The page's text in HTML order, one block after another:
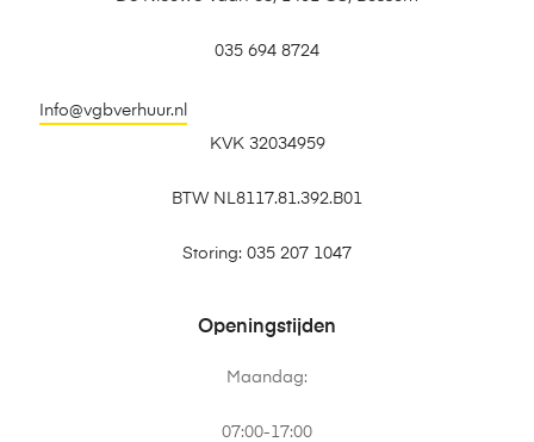
035 694 8724
Info@vgbverhuur.nl
KVK 32034959
BTW NL8117.81.392.B01
Storing: 035 207 1047
Openingstijden
Maandag:
07:00-17:00